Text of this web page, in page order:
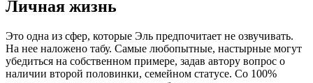
Личная жизнь
Это одна из сфер, которые Эль предпочитает не озвучивать.
На нее наложено табу. Самые любопытные, настырные могут
убедиться на собственном примере, задав автору вопрос о
наличии второй половинки, семейном статусе. Со 100%